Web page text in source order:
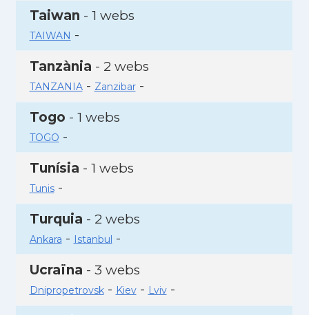
Taiwan - 1 webs
TAIWAN -
Tanzània - 2 webs
TANZANIA- Zanzibar-
Togo - 1 webs
TOGO -
Tunísia - 1 webs
Tunis-
Turquia - 2 webs
Ankara - Istanbul -
Ucraïna - 3 webs
Dnipropetrovsk- Kiev- Lviv-